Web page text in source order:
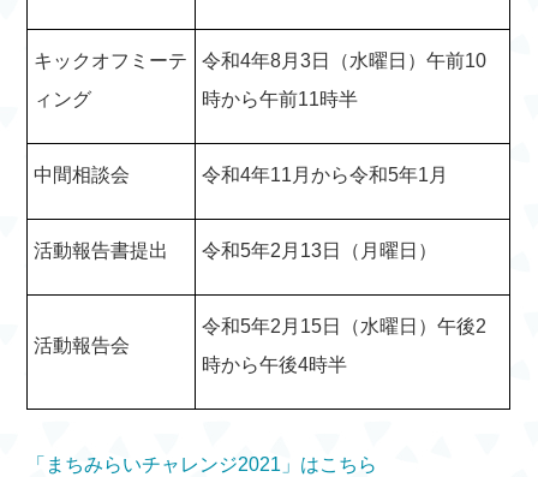
キックオフミーテ
ィング
令和4年8月3日（水曜日）午前10
時から午前11時半
中間相談会 令和4年11月から令和5年1月
活動報告書提出 令和5年2月13日（月曜日）
活動報告会
令和5年2月15日（水曜日）午後2
時から午後4時半
「まちみらいチャレンジ2021」はこちら